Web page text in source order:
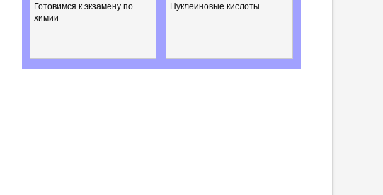
Готовимся к экзамену по
химии
Нуклеиновые кислоты